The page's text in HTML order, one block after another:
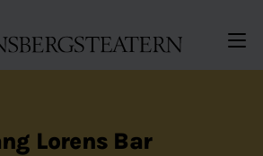
Lorens Bar